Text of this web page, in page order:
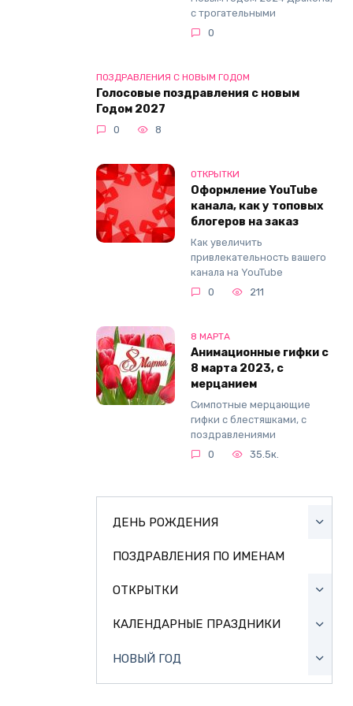
с трогательными
0
ПОЗДРАВЛЕНИЯ С НОВЫМ ГОДОМ
Голосовые поздравления с новым
Годом 2027
0 8
ОТКРЫТКИ
Оформление YouTube
канала, как у топовых
блогеров на заказ
Как увеличить
привлекательность вашего
канала на YouTube
0
211
8 МАРТА
Анимационные гифки с
8 марта 2023, с
мерцанием
Симпотные мерцающие
гифки с блестяшками, с
поздравлениями
0
35.5к.
ДЕНЬ РОЖДЕНИЯ
ПОЗДРАВЛЕНИЯ ПО ИМЕНАМ
ОТКРЫТКИ
КАЛЕНДАРНЫЕ ПРАЗДНИКИ
НОВЫЙ ГОД